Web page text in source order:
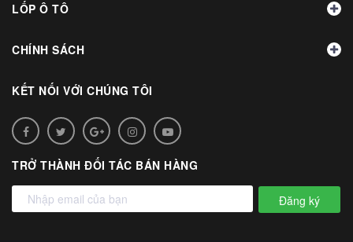
LỐP Ô TÔ
CHÍNH SÁCH
KẾT NỐI VỚI CHÚNG TÔI
TRỞ THÀNH ĐỐI TÁC BÁN HÀNG
Đăng ký